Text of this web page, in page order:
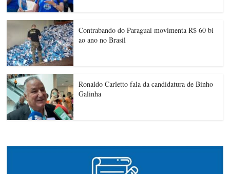
Contrabando do Paraguai movimenta R$ 60 bi
ao ano no Brasil
Ronaldo Carletto fala da candidatura de Binho
Galinha